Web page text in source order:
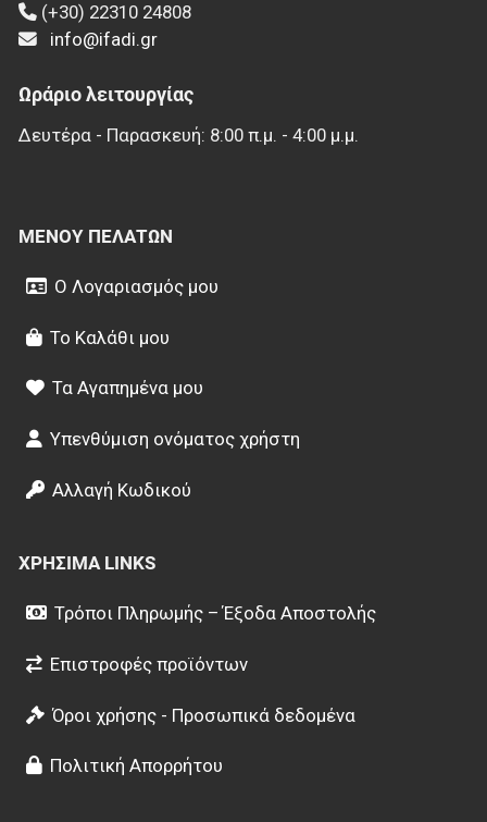
(+30) 22310 24808
info@ifadi.gr
Ωράριο λειτουργίας
Δευτέρα - Παρασκευή: 8:00 π.μ. - 4:00 μ.μ.
ΜΕΝΟΎ ΠΕΛΑΤΏΝ
Ο Λογαριασμός μου
Το Καλάθι μου
Τα Αγαπημένα μου
Υπενθύμιση ονόματος χρήστη
Αλλαγή Κωδικού
ΧΡΉΣΙΜΑ LINKS
Τρόποι Πληρωμής – Έξοδα Αποστολής
Επιστροφές προϊόντων
Όροι χρήσης - Προσωπικά δεδομένα
Πολιτική Απορρήτου